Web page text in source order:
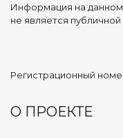
Информация на данном
не является
Регистрационный
О ПРОЕКТЕ